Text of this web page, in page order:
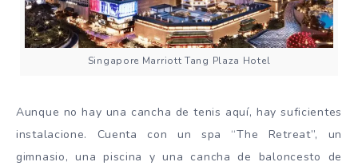
Singapore Marriott Tang Plaza Hotel
Aunque no hay una cancha de tenis aquí, hay suficientes
instalacione. Cuenta con un spa “The Retreat”, un
gimnasio, una piscina y una cancha de baloncesto de